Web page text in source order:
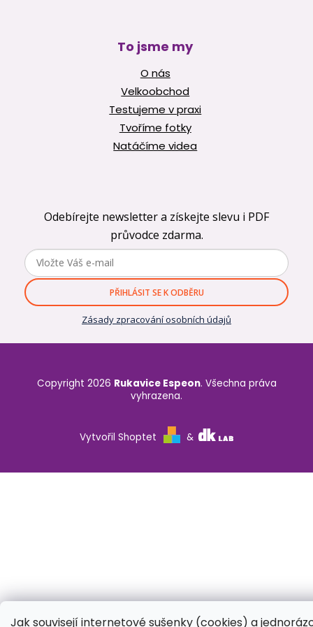
Jak souvisejí internetové sušenky (cookies) a
To jsme my
O nás
Velkoobchod
Testujeme v praxi
Tvoříme fotky
Natáčíme videa
Odebírejte newsletter a získejte slevu i PDF
průvodce zdarma.
PŘIHLÁSIT SE K ODBĚRU
Zásady zpracování osobních údajů
Vytvořil Shoptet &
Copyright 2026 Rukavice Espeon. Všechna práva
vyhrazena.